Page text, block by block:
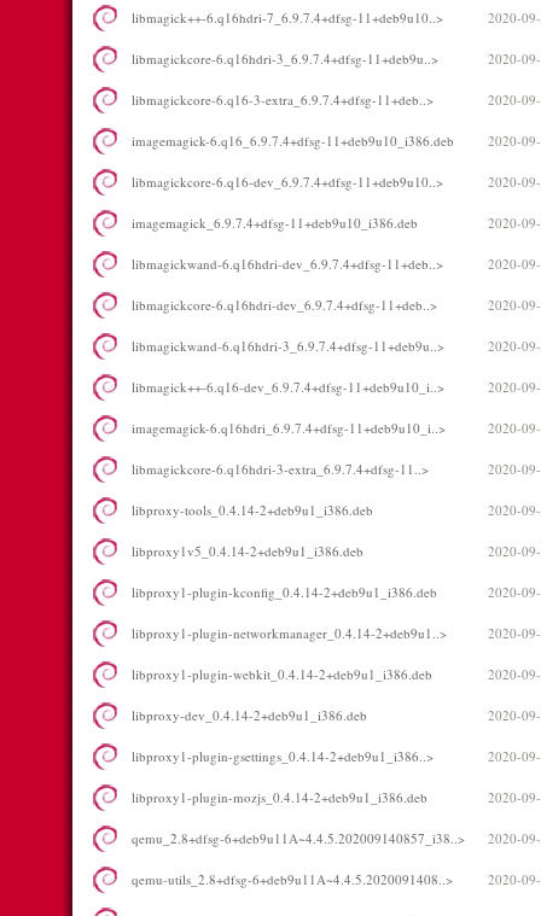
libmagick++-6.q16hdri-7_6.9.7.4+dfsg-11+deb9u10..> 2020-
libmagickcore-6.q16hdri-3_6.9.7.4+dfsg-11+deb9u..> 2020-
libmagickcore-6.q16-3-extra_6.9.7.4+dfsg-11+deb..> 2020-
imagemagick-6.q16_6.9.7.4+dfsg-11+deb9u10_i386.deb 2020-
libmagickcore-6.q16-dev_6.9.7.4+dfsg-11+deb9u10..> 2020-
imagemagick_6.9.7.4+dfsg-11+deb9u10_i386.deb 2020-
libmagickwand-6.q16hdri-dev_6.9.7.4+dfsg-11+deb..> 2020-
libmagickcore-6.q16hdri-dev_6.9.7.4+dfsg-11+deb..> 2020-
libmagickwand-6.q16hdri-3_6.9.7.4+dfsg-11+deb9u..> 2020-
libmagick++-6.q16-dev_6.9.7.4+dfsg-11+deb9u10_i..> 2020-
imagemagick-6.q16hdri_6.9.7.4+dfsg-11+deb9u10_i..> 2020-
libmagickcore-6.q16hdri-3-extra_6.9.7.4+dfsg-11..> 2020-
libproxy-tools_0.4.14-2+deb9u1_i386.deb 2020-
libproxy1v5_0.4.14-2+deb9u1_i386.deb 2020-
libproxy1-plugin-kconfig_0.4.14-2+deb9u1_i386.deb 2020-
libproxy1-plugin-networkmanager_0.4.14-2+deb9u1..> 2020-
libproxy1-plugin-webkit_0.4.14-2+deb9u1_i386.deb 2020-
libproxy-dev_0.4.14-2+deb9u1_i386.deb 2020-
libproxy1-plugin-gsettings_0.4.14-2+deb9u1_i386..> 2020-
libproxy1-plugin-mozjs_0.4.14-2+deb9u1_i386.deb 2020-
qemu_2.8+dfsg-6+deb9u11A~4.4.5.202009140857_i38..> 2020-
qemu-utils_2.8+dfsg-6+deb9u11A~4.4.5.2020091408..> 2020-